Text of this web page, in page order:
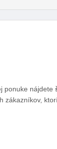
ponuke nájdete